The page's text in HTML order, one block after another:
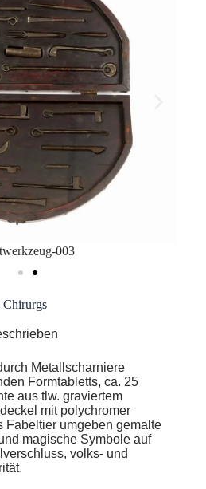
003
Chirurgs
Metallscharniere
Formtabletts, ca. 25
aus tlw. graviertem
mit polychromer
Fabeltier umgeben gemalte
magische Symbole auf
volks- und